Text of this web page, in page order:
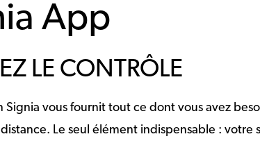
App
LE CONTRÔLE
Signia vous fournit tout ce dont vous avez
distance. Le seul élément indispensable : votre